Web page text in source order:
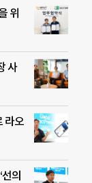
위
사
라오
의